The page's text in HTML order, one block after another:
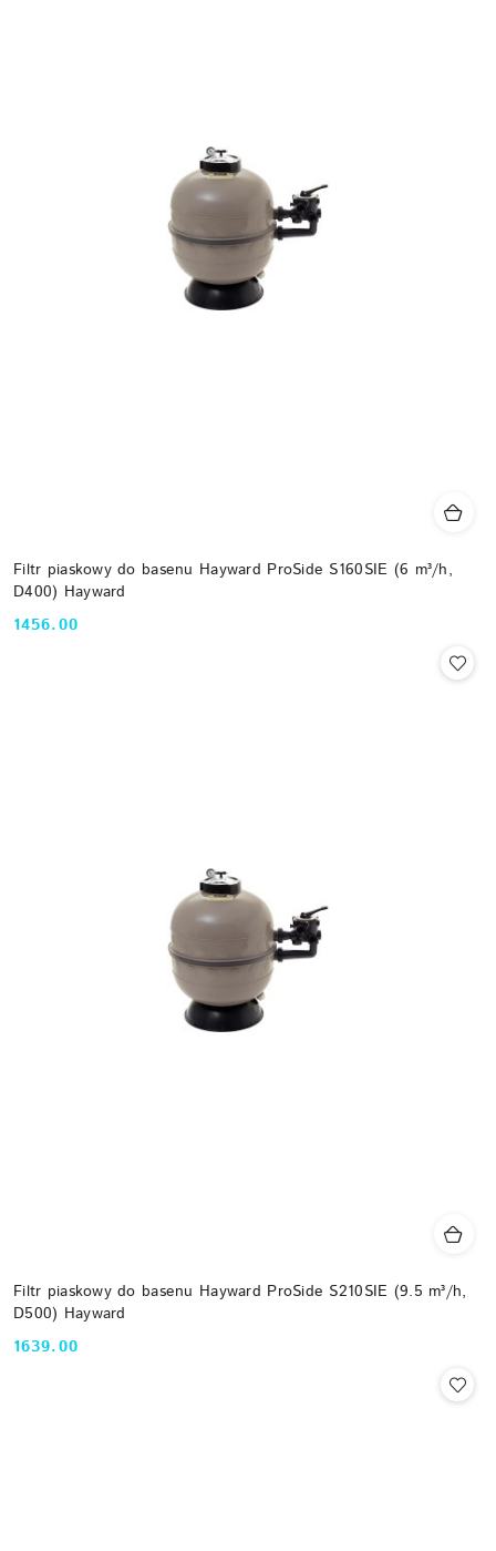
Filtr piaskowy do basenu Hayward ProSide S160SIE (6 m³/h,
D400) Hayward
Cena:
1456.00
Filtr piaskowy do basenu Hayward ProSide S210SIE (9.5 m³/h,
D500) Hayward
Cena:
1639.00